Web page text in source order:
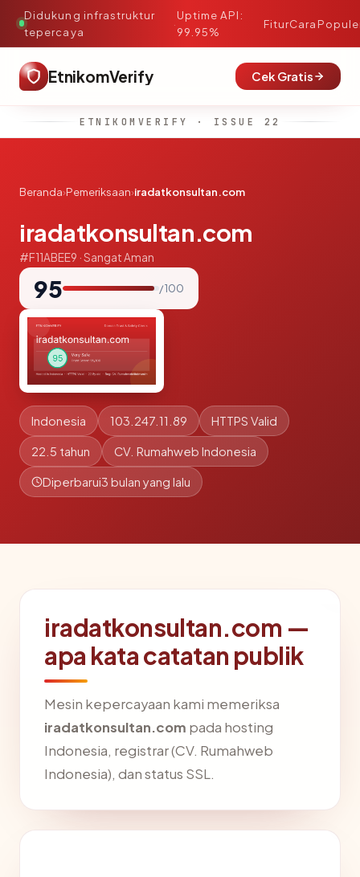
Didukung infrastruktur
tepercaya
·
Uptime API:
99.95%
FiturCara
EtnikomVerify Cek Gratis
ETNIKOMVERIFY · ISSUE 22
Beranda›Pemeriksaan›iradatkonsultan.com
iradatkonsultan.com
#F11ABEE9 · Sangat Aman
95 / 100
Indonesia 103.247.11.89 HTTPS Valid
22.5 tahun CV. Rumahweb Indonesia
Diperbarui3 bulan yang lalu
iradatkonsultan.com —
apa kata catatan publik
Mesin kepercayaan kami memeriksa
iradatkonsultan.com pada hosting
Indonesia, registrar (CV. Rumahweb
Indonesia), dan status SSL.